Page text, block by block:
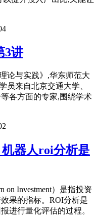
3讲
论与实践》,华东师范大
员来自北京交通大学、
各方面的专家,围绕学术
器人roi分析是
on Investment）是指投资
果的指标。ROI分析是
进行量化评估的过程。